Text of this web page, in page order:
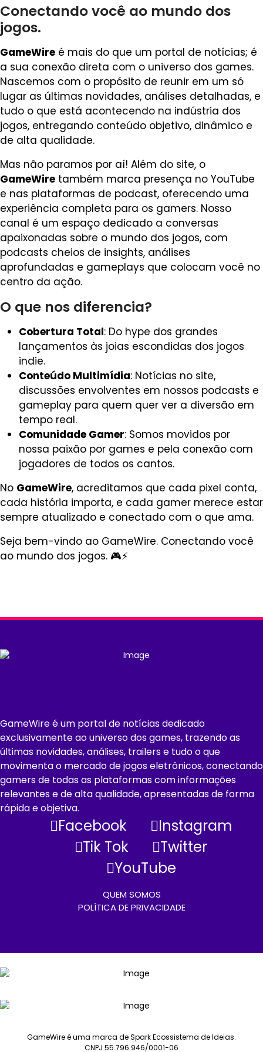
Conectando você ao mundo dos
jogos.
GameWire é mais do que um portal de notícias; é
a sua conexão direta com o universo dos games.
Nascemos com o propósito de reunir em um só
lugar as últimas novidades, análises detalhadas, e
tudo o que está acontecendo na indústria dos
jogos, entregando conteúdo objetivo, dinâmico e
de alta qualidade.
Mas não paramos por aí! Além do site, o
GameWire também marca presença no YouTube
e nas plataformas de podcast, oferecendo uma
experiência completa para os gamers. Nosso
canal é um espaço dedicado a conversas
apaixonadas sobre o mundo dos jogos, com
podcasts cheios de insights, análises
aprofundadas e gameplays que colocam você no
centro da ação.
O que nos diferencia?
Cobertura Total: Do hype dos grandes
lançamentos às joias escondidas dos jogos
indie.
Conteúdo Multimídia: Notícias no site,
discussões envolventes em nossos podcasts e
gameplay para quem quer ver a diversão em
tempo real.
Comunidade Gamer: Somos movidos por
nossa paixão por games e pela conexão com
jogadores de todos os cantos.
No GameWire, acreditamos que cada pixel conta,
cada história importa, e cada gamer merece estar
sempre atualizado e conectado com o que ama.
Seja bem-vindo ao GameWire. Conectando você
ao mundo dos jogos. 🎮⚡
GameWire é um portal de notícias dedicado
exclusivamente ao universo dos games, trazendo as
últimas novidades, análises, trailers e tudo o que
movimenta o mercado de jogos eletrônicos, conectando
gamers de todas as plataformas com informações
relevantes e de alta qualidade, apresentadas de forma
rápida e objetiva.
Facebook
Instagram
Tik Tok
Twitter
YouTube
QUEM SOMOS
POLÍTICA DE PRIVACIDADE
GameWire é uma marca de Spark Ecossistema de Ideias.
CNPJ 55.796.946/0001-06